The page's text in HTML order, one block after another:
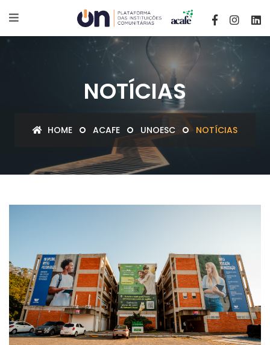
NOTÍCIAS
HOME ACAFE UNOESC NOTÍCIAS